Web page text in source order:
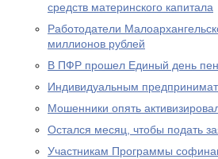
средств материнского капитала
Работодатели
миллионов рублей
В ПФР прошел Единый день
Индивидуальным
Мошенники опять
Остался месяц, чтобы подать
Участникам Программы